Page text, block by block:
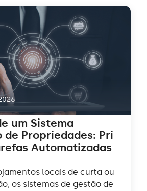
um Sistema
de Propriedades: Pri
Automatizadas
locais de curta ou
os sistemas de gestão de